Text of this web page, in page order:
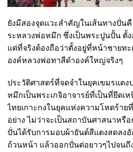
ยังมีสองจุดแวะสำคัญในเส้นทางปั่น
ระหลวงพ่อหมึก ซึ่งเป็นพระปูนปั้น ตั้
แต่ที่จริงต้องถือว่าตั้งอยู่ที่หน้าชายท
องค์หลวงพ่อทาสีดำองค์ใหญ่จริงๆ
ประวัติศาสตร์ที่จดจำในยุคเขมรแด
หมึกเป็นพระเกจิอาจารย์ที่เป็นที่ยึดเ
ไทยเกาะกงในยุคแห่งความโหดร้าย
อย่าง ไม่ว่าจะเป็นสถาบันศาสนาหรื
ปั่นได้รับการมอบผ้ายันต์สีแดงสดลง
ถ้วนหน้า แล้วออกปั่นต่อยาวๆไปจน